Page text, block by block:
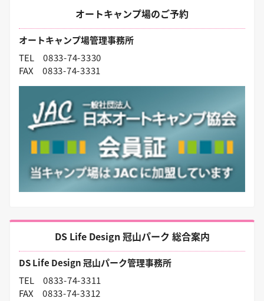
オートキャンプ場のご予約
オートキャンプ場管理事務所
TEL 0833-74-3330
FAX 0833-74-3331
DS Life Design 冠山パーク 総合案内
DS Life Design 冠山パーク管理事務所
TEL 0833-74-3311
FAX 0833-74-3312